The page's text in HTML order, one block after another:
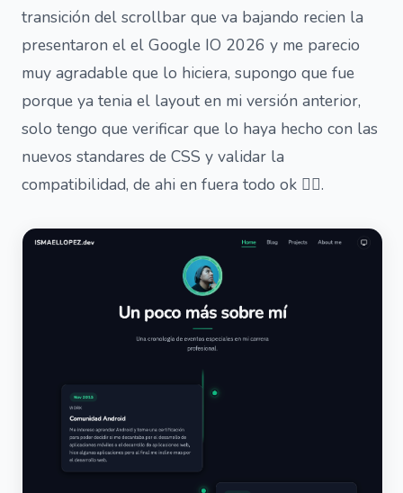
transición del scrollbar que va bajando recien la
presentaron el el Google IO 2026 y me parecio
muy agradable que lo hiciera, supongo que fue
porque ya tenia el layout en mi versión anterior,
solo tengo que verificar que lo haya hecho con las
nuevos standares de CSS y validar la
compatibilidad, de ahi en fuera todo ok 👌🏽.